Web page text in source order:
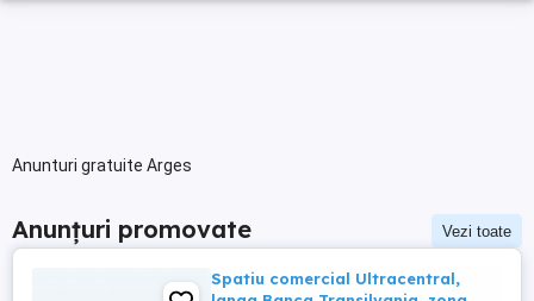
Anunturi gratuite Arges
Anunțuri promovate Vezi toate
Spatiu comercial Ultracentral,